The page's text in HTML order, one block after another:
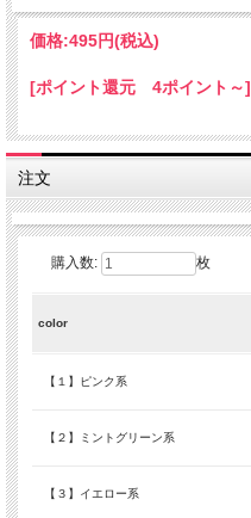
価格:495円(税込)
[ポイント還元 4ポイント～]
注文
購入数: 枚
color
【１】ピンク系
【２】ミントグリーン系
【３】イエロー系